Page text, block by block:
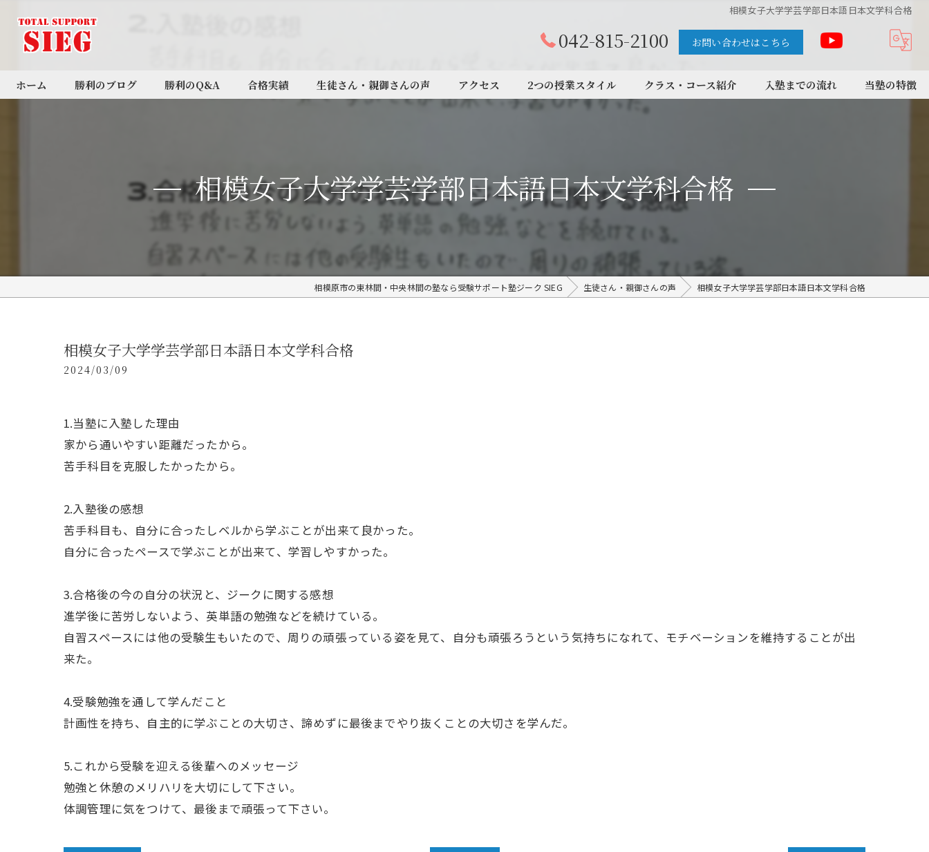
相模女子大学学芸学部日本語日本文学科合格
042-815-2100 お問い合わせはこちら
ホーム 勝利のブログ 勝利のQ&A 合格実績 生徒さん・親御さんの声 アクセス 2つの授業スタイル クラス・コース紹介 入塾までの流れ 当塾の特徴
講師紹介
相模女子大学学芸学部日本語日本文学科合格
相模原市の東林間・中央林間の塾なら受験サポート塾ジーク SIEG 生徒さん・親御さんの声 相模女子大学学芸学部日本語日本文学科合格
相模女子大学学芸学部日本語日本文学科合格
2024/03/09
1.当塾に入塾した理由
家から通いやすい距離だったから。
苦手科目を克服したかったから。
2.入塾後の感想
苦手科目も、自分に合ったしベルから学ぶことが出来て良かった。
自分に合ったペースで学ぶことが出来て、学習しやすかった。
3.合格後の今の自分の状況と、ジークに関する感想
進学後に苦労しないよう、英単語の勉強などを続けている。
自習スペースには他の受験生もいたので、周りの頑張っている姿を見て、自分も頑張ろうという気持ちになれて、モチベーションを維持することが出
来た。
4.受験勉強を通して学んだこと
計画性を持ち、自主的に学ぶことの大切さ、諦めずに最後までやり抜くことの大切さを学んだ。
5.これから受験を迎える後輩へのメッセージ
勉強と休憩のメリハリを大切にして下さい。
体調管理に気をつけて、最後まで頑張って下さい。